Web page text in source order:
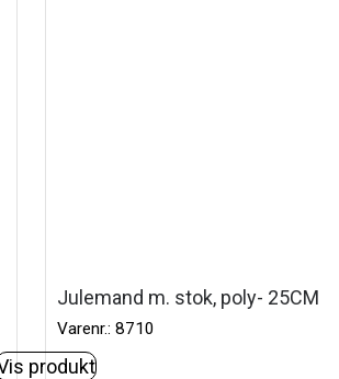
Julemand m. stok, poly- 25CM
Varenr.: 8710
produkt